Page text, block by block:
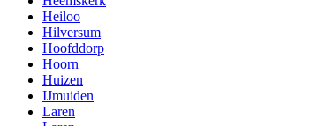
Heiloo
Hilversum
Hoofddorp
Hoorn
Huizen
IJmuiden
Laren